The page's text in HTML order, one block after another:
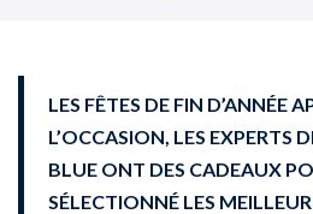
LES FÊTES DE FIN D’ANNÉE
L’OCCASION, LES EXPERTS
BLUE ONT DES CADEAUX
SÉLECTIONNÉ LES